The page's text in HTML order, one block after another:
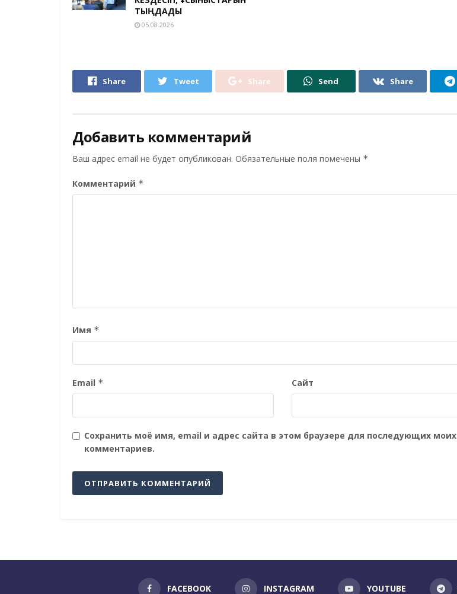
ТЫҢДАДЫ
05.08.2026
Share Tweet Share Send Share
Добавить комментарий
Ваш адрес email не будет опубликован. Обязательные поля помечены *
Комментарий *
Имя *
Email * Сайт
Сохранить моё имя, email и адрес сайта в этом браузере для последующих моих
комментариев.
FACEBOOK INSTAGRAM YOUTUBE